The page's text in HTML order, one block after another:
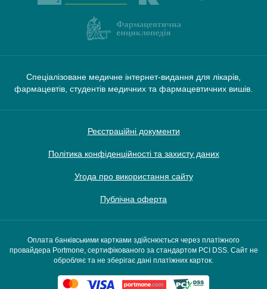
Спеціалізоване медичне інтернет-видання для лікарів,
фармацевтів, студентів медичних та фармацевтичних вишів.
Реєстраційні документи
Політика конфіденційності та захисту даних
Угода про використання сайту
Публічна оферта
Оплата банківськими картками здійснюється через платіжного
провайдера Portmone, сертифікованого за стандартом PCI DSS. Сайт не
обробляє та не зберігає дані платіжних карток.